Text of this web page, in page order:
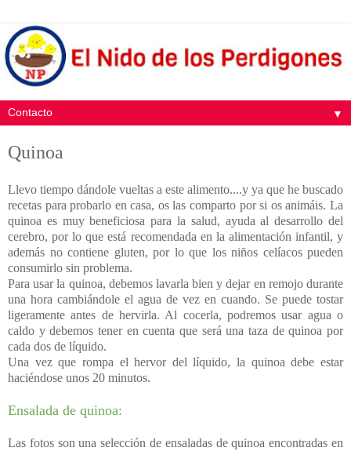
▼
Quinoa
Llevo tiempo dándole vueltas a este alimento....y ya que he buscado
recetas para probarlo en casa, os las comparto por si os animáis. La
quinoa es muy beneficiosa para la salud, ayuda al desarrollo del
cerebro, por lo que está recomendada en la alimentación infantil, y
además no contiene gluten, por lo que los niños celíacos pueden
consumirlo sin problema.
Para usar la quinoa, debemos lavarla bien y dejar en remojo durante
una hora cambiándole el agua de vez en cuando. Se puede tostar
ligeramente antes de hervirla. Al cocerla, podremos usar agua o
caldo y debemos tener en cuenta que será una taza de quinoa por
cada dos de líquido.
Una vez que rompa el hervor del líquido, la quinoa debe estar
haciéndose unos 20 minutos.
Ensalada de quinoa:
Las fotos son una selección de ensaladas de quinoa encontradas en